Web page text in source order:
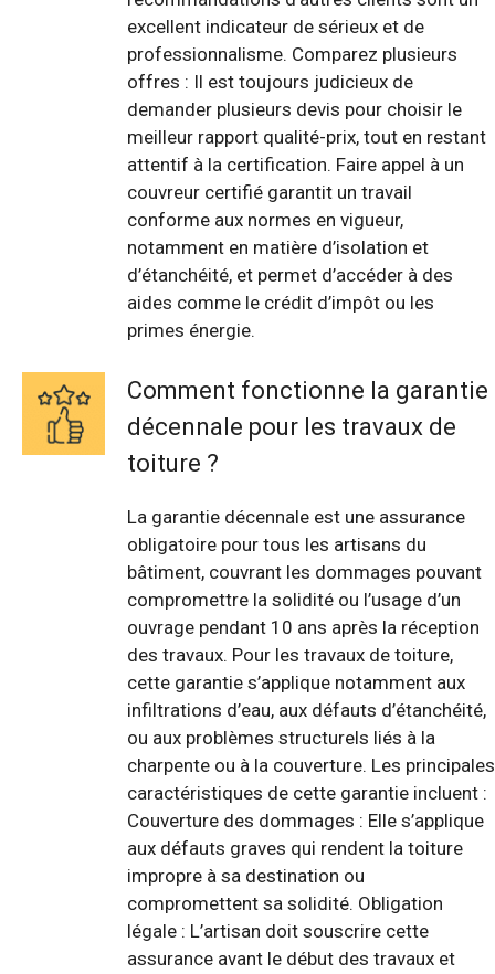
excellent indicateur de sérieux et de
professionnalisme. Comparez plusieurs
offres : Il est toujours judicieux de
demander plusieurs devis pour choisir le
meilleur rapport qualité-prix, tout en restant
attentif à la certification. Faire appel à un
couvreur certifié garantit un travail
conforme aux normes en vigueur,
notamment en matière d’isolation et
d’étanchéité, et permet d’accéder à des
aides comme le crédit d’impôt ou les
primes énergie.
Comment fonctionne la garantie
décennale pour les travaux de
toiture ?
La garantie décennale est une assurance
obligatoire pour tous les artisans du
bâtiment, couvrant les dommages pouvant
compromettre la solidité ou l’usage d’un
ouvrage pendant 10 ans après la réception
des travaux. Pour les travaux de toiture,
cette garantie s’applique notamment aux
infiltrations d’eau, aux défauts d’étanchéité,
ou aux problèmes structurels liés à la
charpente ou à la couverture. Les principales
caractéristiques de cette garantie incluent :
Couverture des dommages : Elle s’applique
aux défauts graves qui rendent la toiture
impropre à sa destination ou
compromettent sa solidité. Obligation
légale : L’artisan doit souscrire cette
assurance avant le début des travaux et